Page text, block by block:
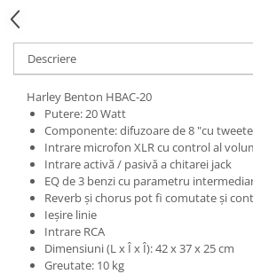
Controllere MIDI - USB DAW
Controllere monitoare de studio
Convertoare AD/DA
Interfete audio
Interfete MIDI si Cabluri Midi-USB
Microfoane de studio
Monitoare de studio
Pop filtre
Preamplificatoare
Protectii antifonice pentru urechi
Rack studio
Descriere
Harley Benton HBAC-20
Putere: 20 Watt
Componente: difuzoare de 8 "cu
Intrare microfon XLR cu control al
Intrare activă / pasivă a chitarei jack
EQ de 3 benzi cu parametru
Reverb și chorus pot fi comutate și
Ieșire linie
Intrare RCA
Dimensiuni (L x Î x Î): 42 x 37 x 25 cm
Greutate: 10 kg